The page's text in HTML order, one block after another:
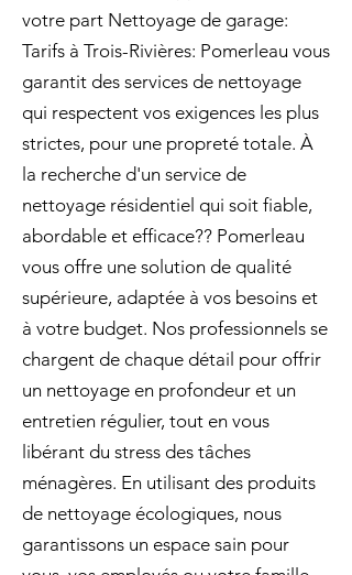
votre part Nettoyage de garage:
Tarifs à Trois-Rivières: Pomerleau vous
garantit des services de nettoyage
qui respectent vos exigences les plus
strictes, pour une propreté totale. À
la recherche d'un service de
nettoyage résidentiel qui soit fiable,
abordable et efficace?? Pomerleau
vous offre une solution de qualité
supérieure, adaptée à vos besoins et
à votre budget. Nos professionnels se
chargent de chaque détail pour offrir
un nettoyage en profondeur et un
entretien régulier, tout en vous
libérant du stress des tâches
ménagères. En utilisant des produits
de nettoyage écologiques, nous
garantissons un espace sain pour